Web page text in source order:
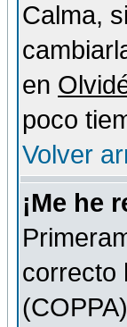
Calma,
en
poco
Volver
¡Me he
correcto